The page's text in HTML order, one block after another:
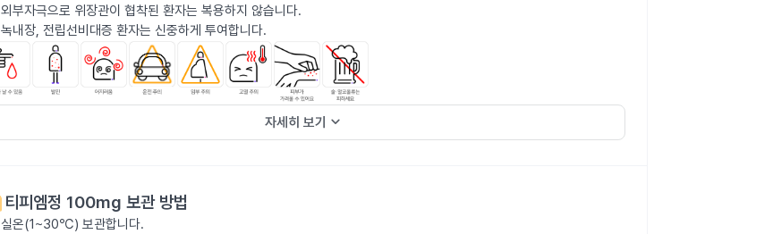
외부자극으로 위장관이 협착된 환자는 복용하지 않습니다.
녹내장, 전립선비대증 환자는 신중하게 투여합니다.
자세히 보기 keyboard_arrow_down
티피엠정 100mg 보관 방법
실온(1~30℃) 보관합니다.